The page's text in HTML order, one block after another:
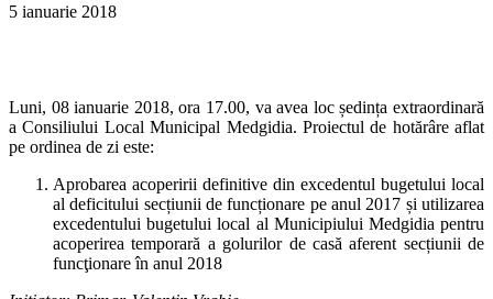
5 ianuarie 2018
Luni, 08 ianuarie 2018, ora 17.00, va avea loc ședința extraordinară
a Consiliului Local Municipal Medgidia. Proiectul de hotărâre aflat
pe ordinea de zi este:
Aprobarea acoperirii definitive din excedentul bugetului local
al deficitului secțiunii de funcționare pe anul 2017 și utilizarea
excedentului bugetului local al Municipiului Medgidia pentru
acoperirea temporară a golurilor de casă aferent secțiunii de
funcţionare în anul 2018